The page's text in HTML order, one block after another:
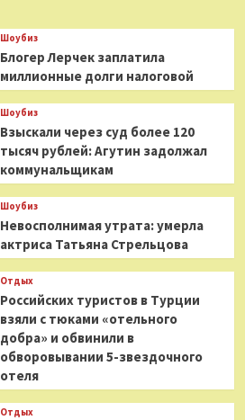
Шоубиз
Блогер Лерчек заплатила
миллионные долги налоговой
Шоубиз
Взыскали через суд более 120
тысяч рублей: Агутин задолжал
коммунальщикам
Шоубиз
Невосполнимая утрата: умерла
актриса Татьяна Стрельцова
Отдых
Российских туристов в Турции
взяли с тюками «отельного
добра» и обвинили в
обворовывании 5-звездочного
отеля
Отдых